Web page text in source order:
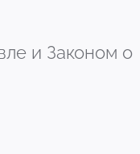
и Законом о